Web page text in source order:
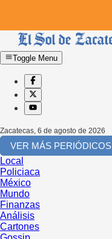
Toggle Menu
Zacatecas, 6 de agosto de 2026
VER MÁS PERIÓDICOS
Local
Policiaca
México
Mundo
Finanzas
Análisis
Cartones